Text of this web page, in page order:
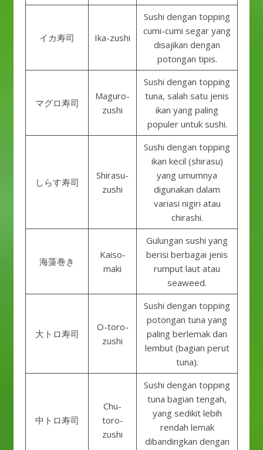
イカ寿司 Ika-zushi
Sushi dengan topping
cumi-cumi segar yang
disajikan dengan
potongan tipis.
マグロ寿司
Maguro-
zushi
Sushi dengan topping
tuna, salah satu jenis
ikan yang paling
populer untuk sushi.
しらす寿司
Shirasu-
zushi
Sushi dengan topping
ikan kecil (shirasu)
yang umumnya
digunakan dalam
variasi nigiri atau
chirashi.
海藻巻き
Kaiso-
maki
Gulungan sushi yang
berisi berbagai jenis
rumput laut atau
seaweed.
大トロ寿司
O-toro-
zushi
Sushi dengan topping
potongan tuna yang
paling berlemak dan
lembut (bagian perut
tuna).
中トロ寿司
Chu-
toro-
zushi
Sushi dengan topping
tuna bagian tengah,
yang sedikit lebih
rendah lemak
dibandingkan dengan